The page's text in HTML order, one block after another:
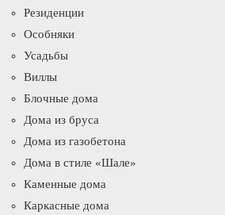
Резиденции
Особняки
Усадьбы
Виллы
Блочные дома
Дома из бруса
Дома из газобетона
Дома в стиле «Шале»
Каменные дома
Каркасные дома